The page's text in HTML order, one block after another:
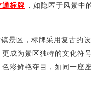
通标牌 ，如隐匿于风景中
景区，标牌采用复古的
成为景区独特的文化符
彩鲜艳夺目，如同一座